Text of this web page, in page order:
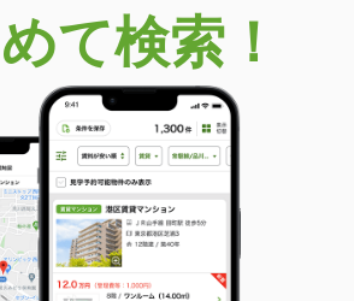
て検索！